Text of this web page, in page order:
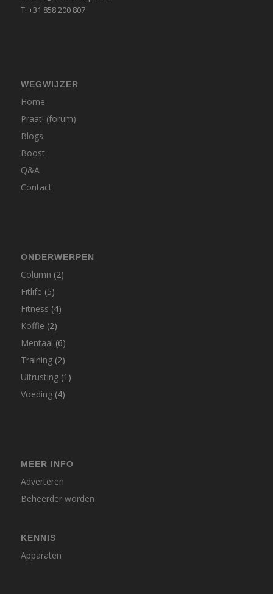
T: +31 858 200 807
WEGWIJZER
Home
Praat! (forum)
Blogs
Boost
Q&A
Contact
ONDERWERPEN
Column (2)
Fitlife (5)
Fitness (4)
Koffie (2)
Mentaal (6)
Training(2)
Uitrusting(1)
Voeding(4)
MEER INFO
Adverteren
Beheerder worden
KENNIS
Apparaten